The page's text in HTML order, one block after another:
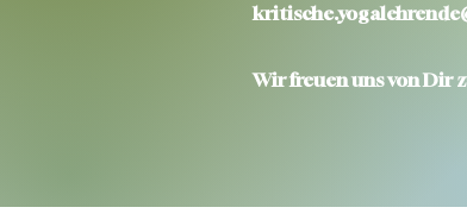
Wir freuen uns von Dir